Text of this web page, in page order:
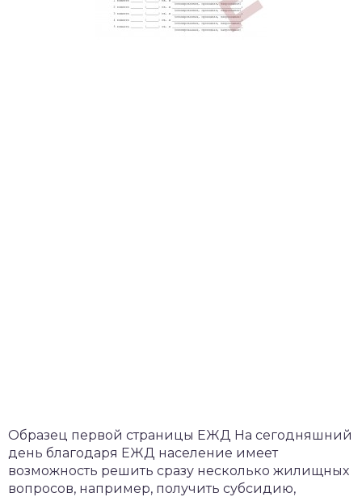
Образец первой страницы ЕЖД На сегодняшний
день благодаря ЕЖД население имеет
возможность решить сразу несколько жилищных
вопросов, например, получить субсидию,